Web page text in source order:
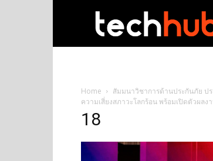
Home
สัมมนาวิชาการด้านประกันภัย ป
ความเสี่ยงสภาวะโลกร้อน พร้อมเปิดตัวผล
18